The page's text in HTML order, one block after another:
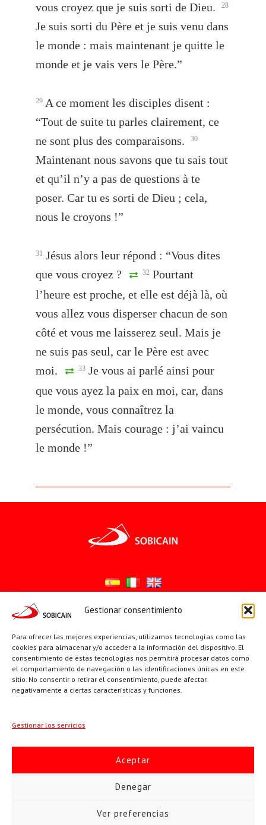
Gestionar consentimiento
Para ofrecer las mejores experiencias, utilizamos tecnologías como las
cookies para almacenar y/o acceder a la información del dispositivo. El
consentimiento de estas tecnologías nos permitirá procesar datos como
el comportamiento de navegación o las identificaciones únicas en este
sitio. No consentir o retirar el consentimiento, puede afectar
negativamente a ciertas características y funciones.
Gestionar los servicios
Aceptar
Denegar
Ver preferencias
vous croyez que je suis sorti de Dieu.
28
Je suis sorti du Père et je suis venu dans
le monde : mais maintenant je quitte le
monde et je vais vers le Père.”
29 A ce moment les disciples disent :
“Tout de suite tu parles clairement, ce
ne sont plus des comparaisons.
30
Maintenant nous savons que tu sais tout
et qu’il n’y a pas de questions à te
poser. Car tu es sorti de Dieu ; cela,
nous le croyons !”
31 Jésus alors leur répond : “Vous dites
que vous croyez ?
32 Pourtant
l’heure est proche, et elle est déjà là, où
vous allez vous disperser chacun de son
côté et vous me laisserez seul. Mais je
ne suis pas seul, car le Père est avec
moi.
33 Je vous ai parlé ainsi pour
que vous ayez la paix en moi, car, dans
le monde, vous connaîtrez la
persécution. Mais courage : j’ai vaincu
le monde !”
YouTube
X Facebook
PÁGINAS INSTITUCIONALES
SOBICAIN / Sociedad Bíblica Católica Internacional · C/ Protasio